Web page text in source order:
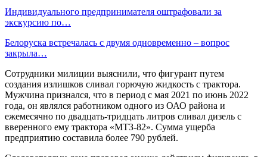
Индивидуального предпринимателя оштрафовали за
экскурсию по…
Белоруска встречалась с двумя одновременно – вопрос
закрыла…
Сотрудники милиции выяснили, что фигурант путем
создания излишков сливал горючую жидкость с трактора.
Мужчина признался, что в период с мая 2021 по июнь 2022
года, он являлся работником одного из ОАО района и
ежемесячно по двадцать-тридцать литров сливал дизель с
вверенного ему трактора «МТЗ-82». Сумма ущерба
предприятию составила более 790 рублей.